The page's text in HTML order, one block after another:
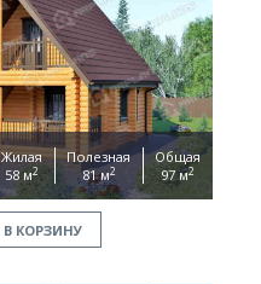
Жилая
58 м2
Полезная
81 м2
Общая
97 м2
В КОРЗИНУ